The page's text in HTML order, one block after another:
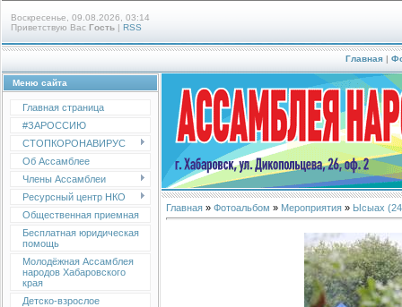
Воскресенье, 09.08.2026, 03:14
Приветствую Вас Гость | RSS
Главная |
Меню сайта
Главная страница
#ЗАРОССИЮ
СТОПКОРОНАВИРУС
Об Ассамблее
Члены Ассамблеи
Ресурсный центр НКО
Общественная приемная
Бесплатная юридическая
помощь
Молодёжная Ассамблея
народов Хабаровского
края
Детско-взрослое
Главная » Фотоальбом » Мероприятия » Ысыах (24